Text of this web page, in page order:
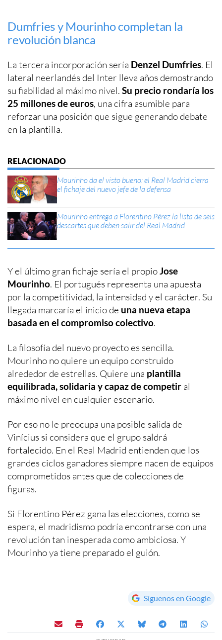
Dumfries y Mourinho completan la
revolución blanca
La tercera incorporación sería Denzel Dumfries. El
lateral neerlandés del Inter lleva años demostrando
su fiabilidad al máximo nivel. Su precio rondaría los
25 millones de euros, una cifra asumible para
reforzar una posición que sigue generando debate
en la plantilla.
Mourinho da el visto bueno: el Real Madrid cierra
el fichaje del nuevo jefe de la defensa
Mourinho entrega a Florentino Pérez la lista de seis
descartes que deben salir del Real Madrid
Y el último gran fichaje sería el propioJose
Mourinho. El portugués representa una apuesta
por la competitividad, la intensidad y el carácter. Su
llegada marcaría el inicio de una nueva etapa
basada en el compromiso colectivo.
La filosofía del nuevo proyecto es sencilla.
Mourinho no quiere un equipo construido
alrededor de estrellas. Quiere una plantilla
equilibrada, solidaria y capaz de competir al
máximo nivel en cualquier escenario.
Por eso no le preocupa una posible salida de
Vinícius si considera que el grupo saldrá
fortalecido. En el Real Madrid entienden que los
grandes ciclos ganadores siempre nacen de equipos
comprometidos antes que de colecciones de
figuras.
Si Florentino Pérez gana las elecciones, como se
espera, el madridismo podría encontrarse con una
revolución tan inesperada como ambiciosa. Y
Mourinho ya tiene preparado el guión.
Síguenos en Google